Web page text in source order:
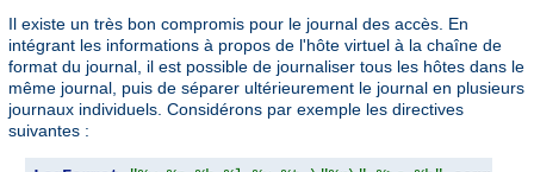
Il existe un très bon compromis pour le journal des accès. En
intégrant les informations à propos de l'hôte virtuel à la chaîne de
format du journal, il est possible de journaliser tous les hôtes dans le
même journal, puis de séparer ultérieurement le journal en plusieurs
journaux individuels. Considérons par exemple les directives
suivantes :